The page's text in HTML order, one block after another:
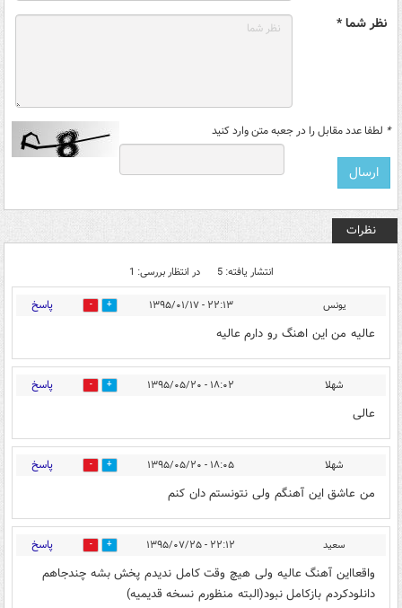
نظر شما *
* لطفا عدد مقابل را در جعبه متن وارد کنید
نظرات
انتشار یافته: 5 در انتظار بررسی: 1
یونس ۲۲:۱۳ - ۱۳۹۵/۰۱/۱۷ 6 پاسخ
عالیه من این اهنگ رو دارم عالیه
شهلا ۱۸:۰۲ - ۱۳۹۵/۰۵/۲۰ 4 پاسخ
عالی
شهلا ۱۸:۰۵ - ۱۳۹۵/۰۵/۲۰ 4 پاسخ
من عاشق این آهنگم ولی نتونستم دان کنم
سعید ۲۲:۱۲ - ۱۳۹۵/۰۷/۲۵ 5 پاسخ
واقعااین آهنگ عالیه ولی هیچ وقت کامل ندیدم پخش بشه چندجاهم
دانلودکردم بازکامل نبود(البته منظورم نسخه قدیمیه)